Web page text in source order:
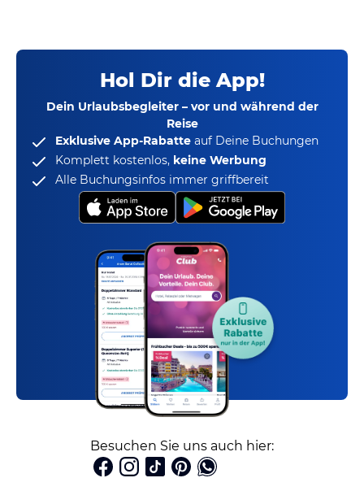
Hol Dir die App!
Dein Urlaubsbegleiter – vor und während der
Reise
Exklusive App-Rabatte auf Deine Buchungen
Komplett kostenlos, keine Werbung
Alle Buchungsinfos immer griffbereit
Besuchen Sie uns auch hier: